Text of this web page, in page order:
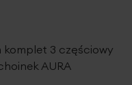
komplet 3 częściowy
AURA